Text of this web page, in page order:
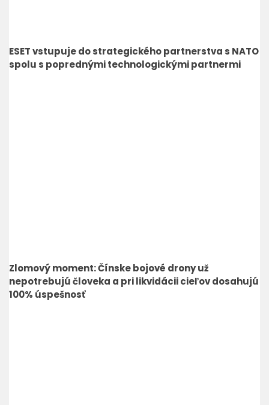
ESET vstupuje do strategického partnerstva s NATO
spolu s poprednými technologickými partnermi
Zlomový moment: Čínske bojové drony už
nepotrebujú človeka a pri likvidácii cieľov dosahujú
100% úspešnosť